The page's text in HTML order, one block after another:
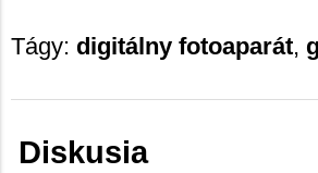
Tágy: digitálny fotoaparát,
Diskusia